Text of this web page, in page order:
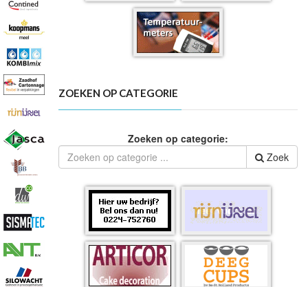
ZOEKEN OP CATEGORIE
Zoeken op categorie:
Zoek